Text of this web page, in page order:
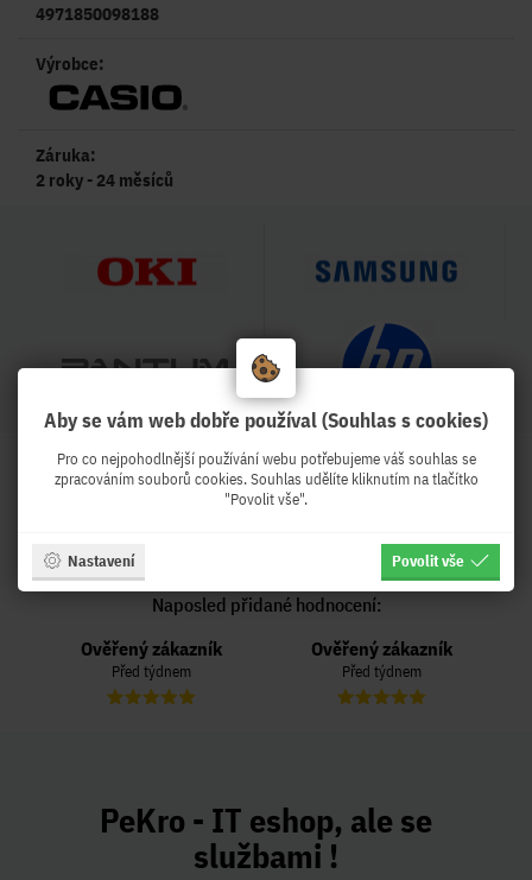
4971850098188
Výrobce:
Záruka:
2 roky - 24 měsíců
HODNOCENÍ OBCHODU
99 %
Obchod Pekro.cz hodnotilo 3996
Naposled přidané hodnocení:
Ověřený zákazník
Před týdnem
Ověřený zákazník
Před týdnem
PeKro - IT eshop, ale se
službami !
Aby se vám web dobře používal (Souhlas s cookies)
Pro co nejpohodlnější používání webu potřebujeme váš souhlas se
zpracováním souborů cookies. Souhlas udělíte kliknutím na tlačítko
"Povolit vše".
Nastavení Povolit vše